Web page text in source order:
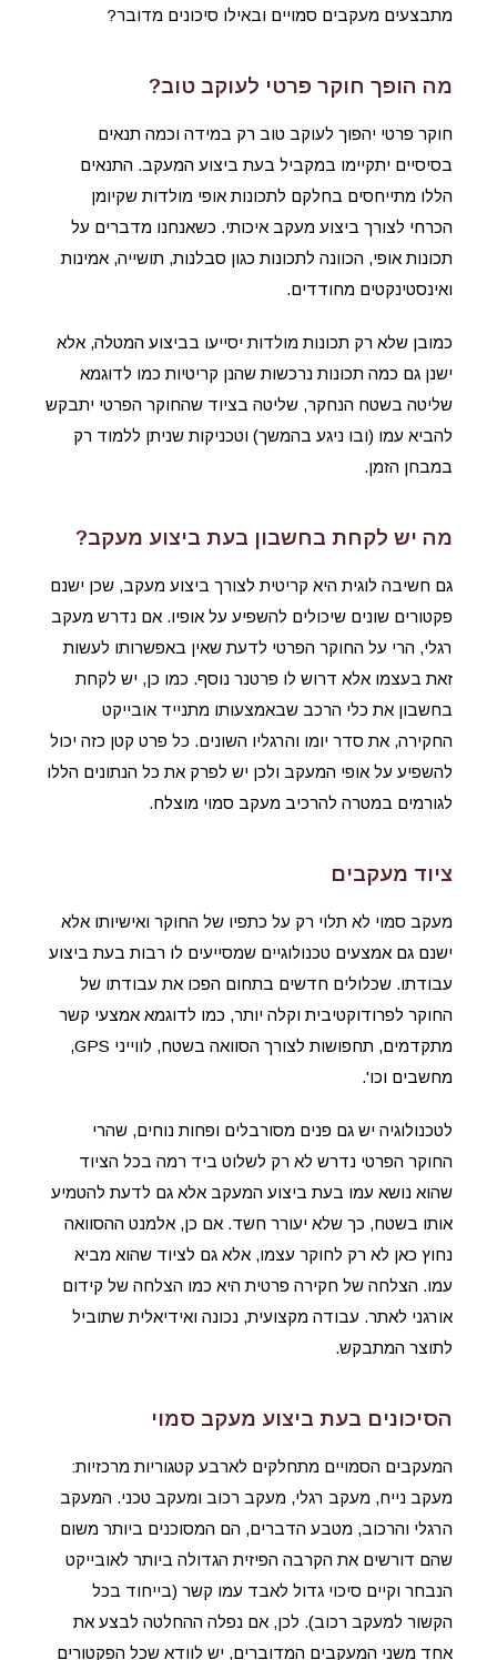
מתבצעים מעקבים סמויים ובאילו סיכונים מדובר?
מה הופך חוקר פרטי לעוקב טוב?
חוקר פרטי יהפוך לעוקב טוב רק במידה וכמה תנאים
בסיסיים יתקיימו במקביל בעת ביצוע המעקב. התנאים
הללו מתייחסים בחלקם לתכונות אופי מולדות שקיומן
הכרחי לצורך ביצוע מעקב איכותי. כשאנחנו מדברים על
תכונות אופי, הכוונה לתכונות כגון סבלנות, תושייה, אמינות
ואינסטינקטים מחודדים.
כמובן שלא רק תכונות מולדות יסייעו בביצוע המטלה, אלא
ישנן גם כמה תכונות נרכשות שהנן קריטיות כמו לדוגמא
שליטה בשטח הנחקר, שליטה בציוד שהחוקר הפרטי יתבקש
להביא עמו (ובו ניגע בהמשך) וטכניקות שניתן ללמוד רק
במבחן הזמן.
מה יש לקחת בחשבון בעת ביצוע מעקב?
גם חשיבה לוגית היא קריטית לצורך ביצוע מעקב, שכן ישנם
פקטורים שונים שיכולים להשפיע על אופיו. אם נדרש מעקב
רגלי, הרי על החוקר הפרטי לדעת שאין באפשרותו לעשות
זאת בעצמו אלא דרוש לו פרטנר נוסף. כמו כן, יש לקחת
בחשבון את כלי הרכב שבאמצעותו מתנייד אובייקט
החקירה, את סדר יומו והרגליו השונים. כל פרט קטן כזה יכול
להשפיע על אופי המעקב ולכן יש לפרק את כל הנתונים הללו
לגורמים במטרה להרכיב מעקב סמוי מוצלח.
ציוד מעקבים
מעקב סמוי לא תלוי רק על כתפיו של החוקר ואישיותו אלא
ישנם גם אמצעים טכנולוגיים שמסייעים לו רבות בעת ביצוע
עבודתו. שכלולים חדשים בתחום הפכו את עבודתו של
החוקר לפרודוקטיבית וקלה יותר, כמו לדוגמא אמצעי קשר
מתקדמים, תחפושות לצורך הסוואה בשטח, לווייני GPS,
מחשבים וכו'.
לטכנולוגיה יש גם פנים מסורבלים ופחות נוחים, שהרי
החוקר הפרטי נדרש לא רק לשלוט ביד רמה בכל הציוד
שהוא נושא עמו בעת ביצוע המעקב אלא גם לדעת להטמיע
אותו בשטח, כך שלא יעורר חשד. אם כן, אלמנט ההסוואה
נחוץ כאן לא רק לחוקר עצמו, אלא גם לציוד שהוא מביא
עמו. הצלחה של חקירה פרטית היא כמו הצלחה של קידום
אורגני לאתר. עבודה מקצועית, נכונה ואידיאלית שתוביל
לתוצר המתבקש.
הסיכונים בעת ביצוע מעקב סמוי
המעקבים הסמויים מתחלקים לארבע קטגוריות מרכזיות:
מעקב נייח, מעקב רגלי, מעקב רכוב ומעקב טכני. המעקב
הרגלי והרכוב, מטבע הדברים, הם המסוכנים ביותר משום
שהם דורשים את הקרבה הפיזית הגדולה ביותר לאובייקט
הנבחר וקיים סיכוי גדול לאבד עמו קשר (בייחוד בכל
הקשור למעקב רכוב). לכן, אם נפלה ההחלטה לבצע את
אחד משני המעקבים המדוברים, יש לוודא שכל הפקטורים